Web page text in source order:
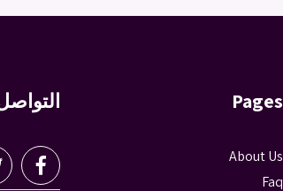
Pages
About Us
Faq